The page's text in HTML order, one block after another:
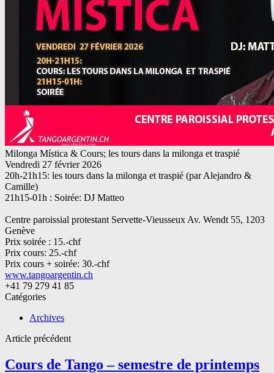
Milonga Mística & Cours; les tours dans la milonga et traspié
Vendredi 27 février 2026
20h-21h15: les tours dans la milonga et traspié (par Alejandro &
Camille)
21h15-01h : Soirée: DJ Matteo
Centre paroissial protestant Servette-Vieusseux Av. Wendt 55, 1203
Genève
Prix soirée : 15.-chf
Prix cours: 25.-chf
Prix cours + soirée: 30.-chf
www.tangoargentin.ch
+41 79 279 41 85
Catégories
Archives
Article précédent
Cours de Tango – semestre de printemps